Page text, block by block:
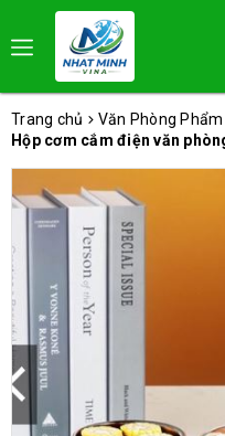
Trang chủ
Văn Phòng Phẩm
Hộp cơm cắm điện văn